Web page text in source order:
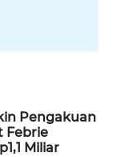
Pengakuan
Febrie
Miliar